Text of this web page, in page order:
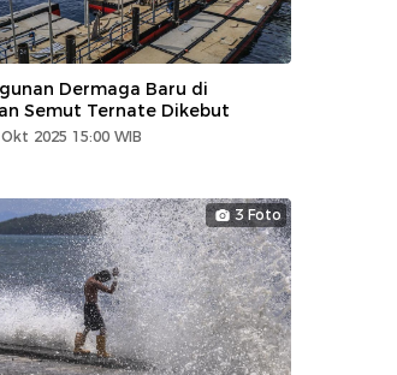
Dermaga Baru di
Semut Ternate Dikebut
2025 15:00 WIB
3 Foto